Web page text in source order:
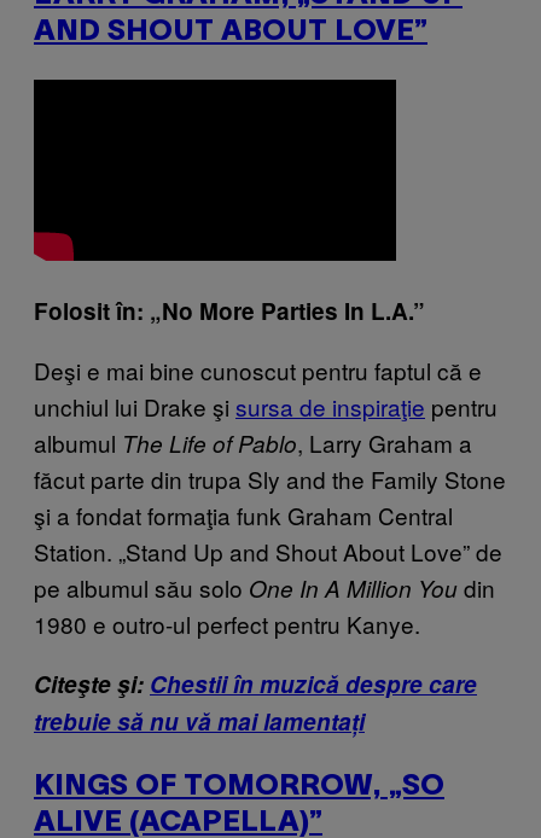
AND SHOUT ABOUT LOVE”
Folosit în: „No More Parties In L.A.”
Deşi e mai bine cunoscut pentru faptul că e
unchiul lui Drake şi sursa de inspiraţie pentru
albumul The Life of Pablo, Larry Graham a
făcut parte din trupa Sly and the Family Stone
şi a fondat formaţia funk Graham Central
Station. „Stand Up and Shout About Love” de
pe albumul său solo One In A Million Youdin
1980 e outro-ul perfect pentru Kanye.
Citeşte şi: Chestii în muzică despre care
trebuie să nu vă mai lamentați
KINGS OF TOMORROW, „SO
ALIVE (ACAPELLA)”